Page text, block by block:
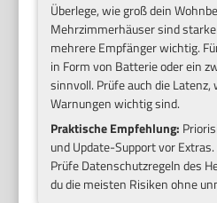
Überlege, wie groß dein
Mehrzimmerhäuser sind
mehrere Empfänger wichtig.
in Form von Batterie oder ein
sinnvoll. Prüfe auch die
Warnungen wichtig sind.
Praktische Empfehlung:
und Update-Support vor
Prüfe Datenschutzregeln des
du die meisten Risiken ohne